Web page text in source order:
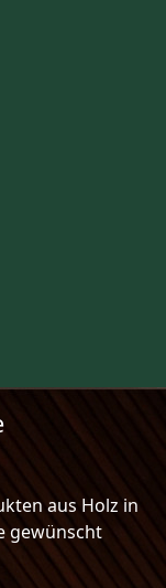
aus Holz in
gewünscht